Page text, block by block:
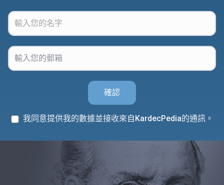
確認
我同意提供我的數據並接收來自KardecPedia的通訊。